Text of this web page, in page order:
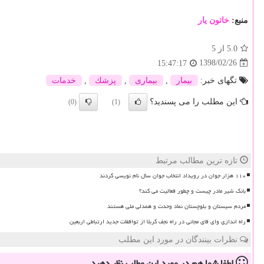
منبع: خاتون یار
5.0 از 5
1398/02/26
15:47:17
تگهای خبر:
بیمار بیماری پزشك خدمات
این مطلب را می پسندید؟ (1)
(0)
تازه ترین مطالب مرتبط
۱۱۰ هزار جوان در رویداد انتخاب جوان سال نام نویسی کردند
بانک شیر مادر چیست و چطور فعالیت می کند؟
مردم سیستان و بلوچستان نماد وحدت و همدلی ملی هستند
راه اندازی وای فای مجانی در راه نجف کربلا از توافقات جدید ارتباطی اربعین
نظرات بینندگان در مورد این مطلب